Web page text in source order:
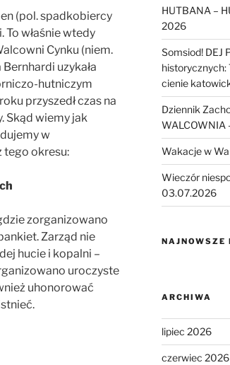
(pol. spadkobiercy
właśnie wtedy
Cynku (niem.
uzykała
hutniczym
przyszedł czas na
Skąd wiemy jak
w
tego okresu:
zorganizowano
Zarząd nie
hucie i kopalni –
uroczyste
uhonorować
HUTBANA –
2026
Somsiod! DEJ
historycznych:
cienie
Dziennik
WALCOWNIA
Wakacje w
Wieczór
03.07.2026
NAJNOWSZE
ARCHIWA
lipiec 2026
czerwiec 2026